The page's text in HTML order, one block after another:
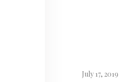
July 17, 2019